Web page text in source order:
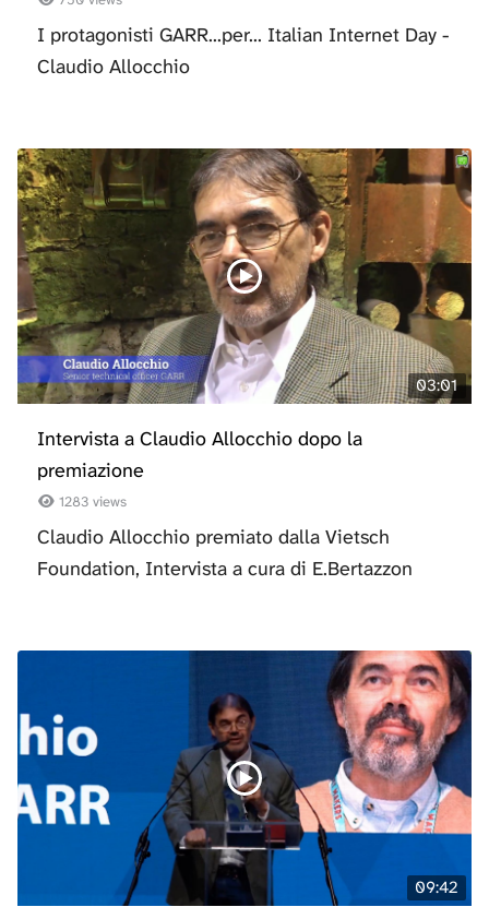
I protagonisti GARR...per... Italian Internet Day -
Claudio Allocchio
03:01
Intervista a Claudio Allocchio dopo la
premiazione
1283 views
Claudio Allocchio premiato dalla Vietsch
Foundation, Intervista a cura di E.Bertazzon
09:42